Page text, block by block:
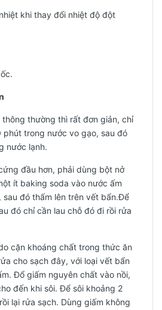
khi thay đổi nhiệt độ đột
thường thì rất đơn giản, chỉ
phút trong nước vo gạo, sau đó
nước lạnh.
đầu hơn, phải dùng bột nở
ít baking soda vào nước ấm
sau đó thấm lên trên vết bẩn.Để
đó chỉ cần lau chỗ đó đi rồi rửa
cặn khoáng chất trong thức ăn
cho sạch đây, với loại vết bẩn
Đổ giấm nguyên chất vào nồi,
đến khi sôi. Để sôi khoảng 2
lại rửa sạch. Dùng giấm không